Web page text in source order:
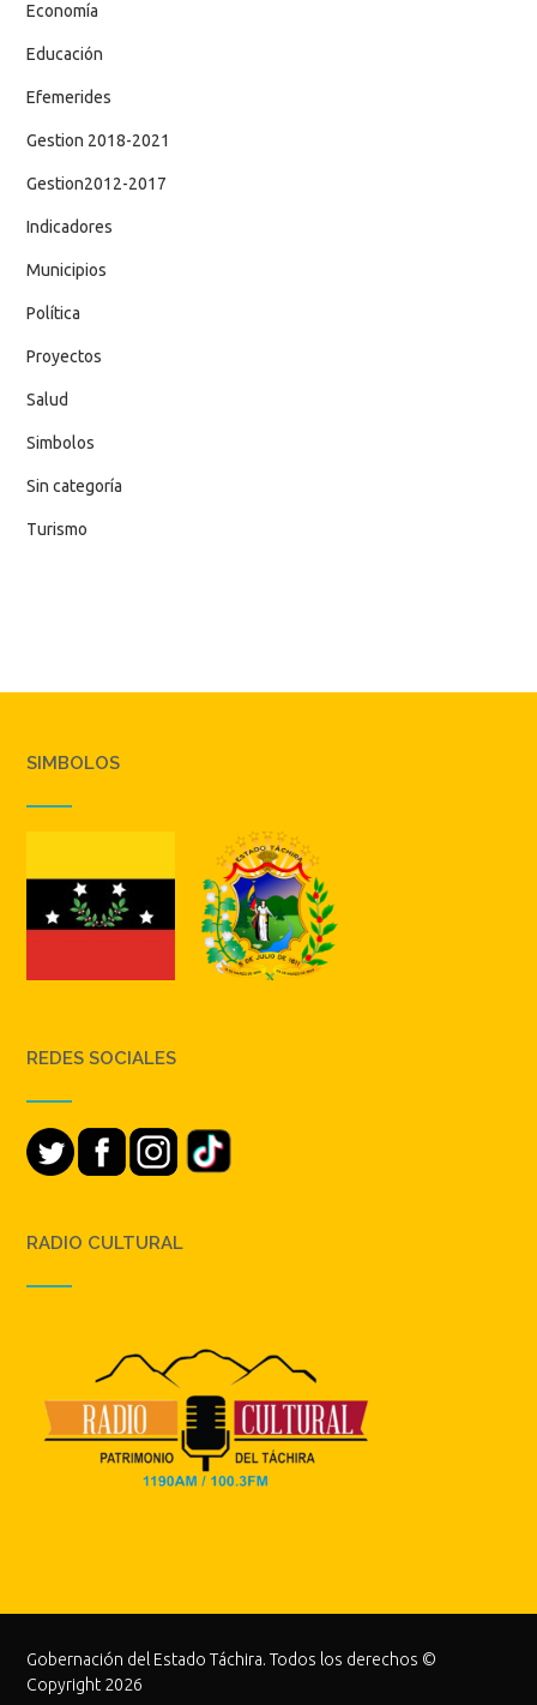
Economía
Educación
Efemerides
Gestion 2018-2021
Gestion2012-2017
Indicadores
Municipios
Política
Proyectos
Salud
Simbolos
Sin categoría
Turismo
SIMBOLOS
REDES SOCIALES
RADIO CULTURAL
Gobernación del Estado Táchira. Todos los derechos ©
Copyright 2026